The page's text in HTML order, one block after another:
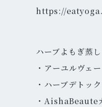
https://
ハーブよもぎ蒸
・アーユルヴェ
・ハーブデトッ
・AishaBeaute